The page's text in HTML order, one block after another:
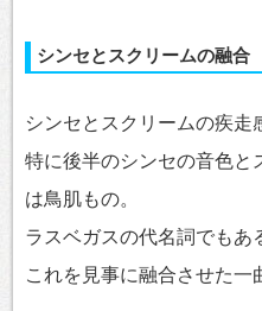
シンセとスクリームの融合
シンセとスクリームの疾走
特に後半のシンセの音色と
は鳥肌もの。
ラスベガスの代名詞でもあ
これを見事に融合させた一